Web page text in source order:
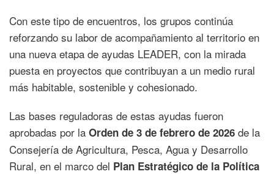
Con este tipo de encuentros, los grupos continúa
reforzando su labor de acompañamiento al territorio en
una nueva etapa de ayudas LEADER, con la mirada
puesta en proyectos que contribuyan a un medio rural
más habitable, sostenible y cohesionado.
Las bases reguladoras de estas ayudas fueron
aprobadas por la Orden de 3 de febrero de 2026 de la
Consejería de Agricultura, Pesca, Agua y Desarrollo
Rural, en el marco del Plan Estratégico de la Política